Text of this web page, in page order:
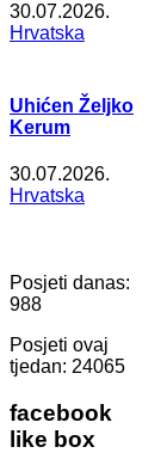
30.07.2026.
Hrvatska
Uhićen Željko
Kerum
30.07.2026.
Hrvatska
Posjeti danas:
988
Posjeti ovaj
tjedan: 24065
facebook
like box